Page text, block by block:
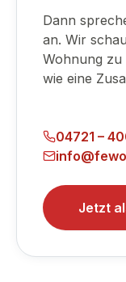
Dann
an. Wir
Wohnung zu
wie eine
04721 –
Jetzt